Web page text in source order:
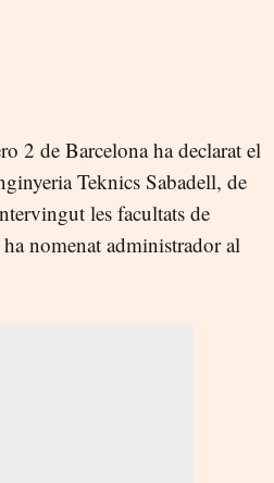
2 de Barcelona ha declarat el
Teknics Sabadell, de
les facultats de
nomenat administrador al